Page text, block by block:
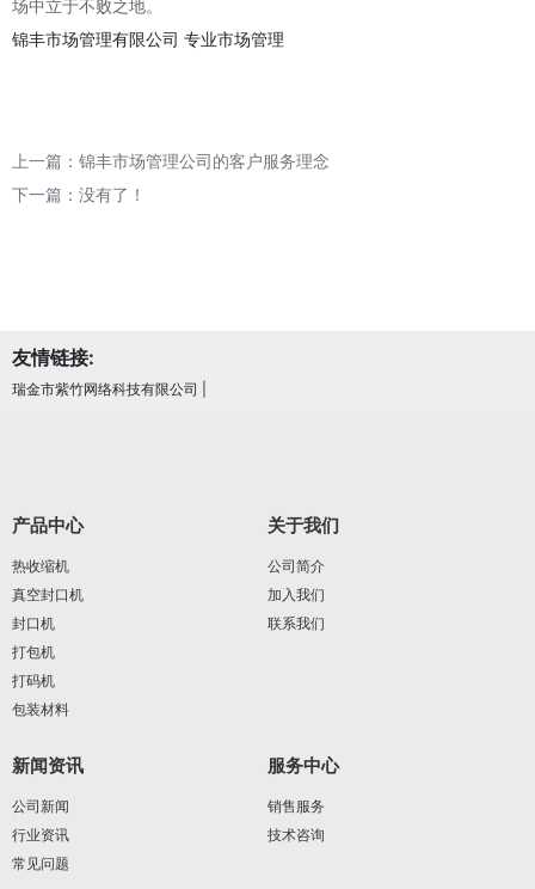
场中立于不败之地。
锦丰市场管理有限公司 专业市场管理
上一篇： 锦丰市场管理公司的客户服务理念
下一篇：没有了！
友情链接:
瑞金市紫竹网络科技有限公司
产品中心
热收缩机
真空封口机
封口机
打包机
打码机
包装材料
关于我们
公司简介
加入我们
联系我们
新闻资讯
公司新闻
行业资讯
常见问题
服务中心
销售服务
技术咨询